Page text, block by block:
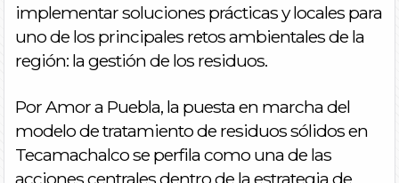
implementar soluciones prácticas y locales para
uno de los principales retos ambientales de la
región: la gestión de los residuos.
Por Amor a Puebla, la puesta en marcha del
modelo de tratamiento de residuos sólidos en
Tecamachalco se perfila como una de las
acciones centrales dentro de la estrategia de